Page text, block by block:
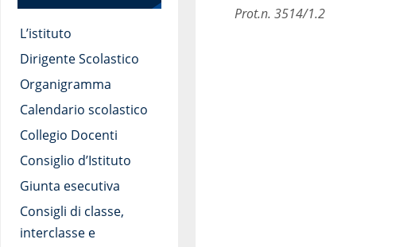
L’istituto
Dirigente Scolastico
Organigramma
Calendario scolastico
Collegio Docenti
Consiglio d’Istituto
Giunta esecutiva
Consigli di classe,
interclasse e